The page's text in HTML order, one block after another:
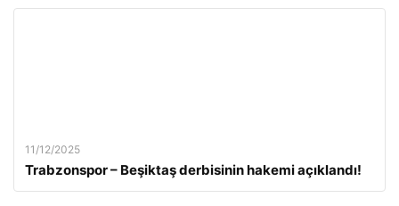
11/12/2025
Trabzonspor – Beşiktaş derbisinin hakemi açıklandı!